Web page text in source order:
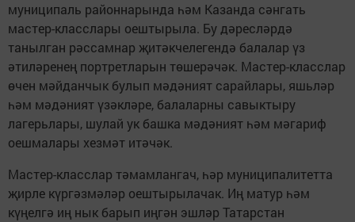
муниципаль районнарында һәм Казанда сәнгать
мастер-класслары оештырыла. Бу дәресләрдә
танылган рәссамнар җитәкчелегендә балалар үз
әтиләренең портретларын төшерәчәк. Мастер-класслар
өчен мәйданчык булып мәдәният сарайлары, яшьләр
һәм мәдәният үзәкләре, балаларны савыктыру
лагерьлары, шулай ук башка мәдәният һәм мәгариф
оешмалары хезмәт итәчәк.
Мастер-класслар тәмамлангач, һәр муниципалитетта
җирле күргәзмәләр оештырылачак. Иң матур һәм
күңелгә иң нык барып иңгән эшләр Татарстан